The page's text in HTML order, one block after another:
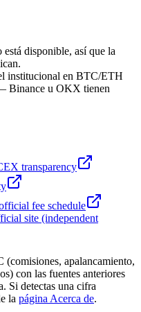
disponible, así que la
institucional en BTC/ETH
Binance u OKX tienen
transparency
fee schedule
site (independent
apalancamiento,
con las fuentes anteriores
Si detectas una cifra
la página Acerca de.